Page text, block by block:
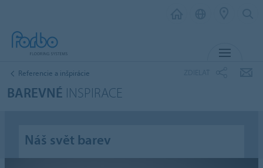
Referencie a inšpirácie
BAREVNÉ INSPIRACE
Náš svět barev